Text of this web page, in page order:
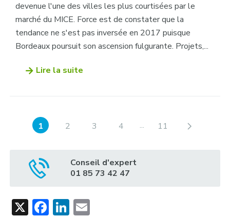
devenue l'une des villes les plus courtisées par le
marché du MICE. Force est de constater que la
tendance ne s'est pas inversée en 2017 puisque
Bordeaux poursuit son ascension fulgurante. Projets,...
Lire la suite
1 2 3 4 ... 11
Conseil d'expert
01 85 73 42 47
X Facebook
LinkedIn